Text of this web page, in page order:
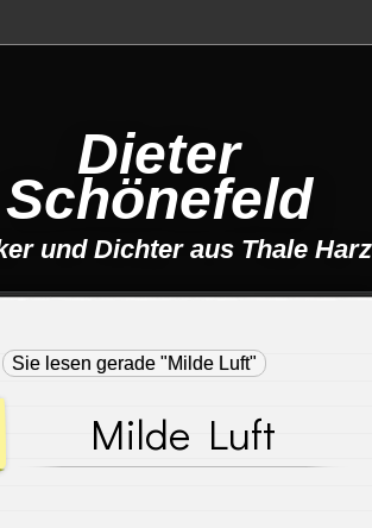
Dieter
Schönefeld
und Dichter aus Thale Harz
Sie lesen gerade "Milde Luft"
Milde Luft